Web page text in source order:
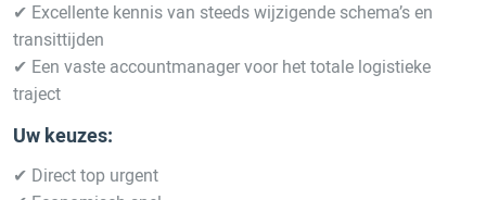
✔ Excellente kennis van steeds wijzigende schema’s en
transittijden
✔ Een vaste accountmanager voor het totale logistieke
traject
Uw keuzes:
✔ Direct top urgent